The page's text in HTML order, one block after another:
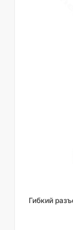
Гибкий